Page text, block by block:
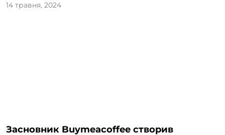
14 травня, 2024
Засновник Buymeacoffee створив